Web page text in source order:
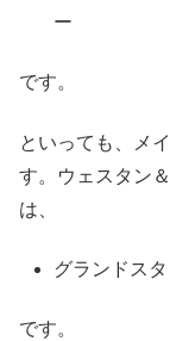
ー
です。
といっても、メ
す。ウェスタン
は、
グランドスタ
です。